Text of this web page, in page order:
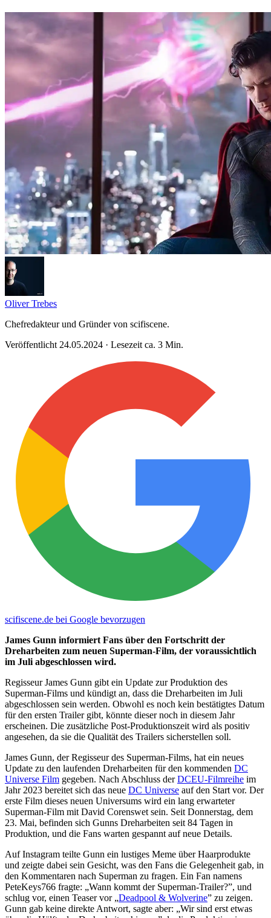
Oliver Trebes
Chefredakteur und Gründer von scifiscene.
Veröffentlicht 24.05.2024 · Lesezeit ca. 3 Min.
scifiscene.de bei Google bevorzugen
James Gunn informiert Fans über den Fortschritt der
Dreharbeiten zum neuen Superman-Film, der voraussichtlich
im Juli abgeschlossen wird.
Regisseur James Gunn gibt ein Update zur Produktion des
Superman-Films und kündigt an, dass die Dreharbeiten im Juli
abgeschlossen sein werden. Obwohl es noch kein bestätigtes Datum
für den ersten Trailer gibt, könnte dieser noch in diesem Jahr
erscheinen. Die zusätzliche Post-Produktionszeit wird als positiv
angesehen, da sie die Qualität des Trailers sicherstellen soll.
James Gunn, der Regisseur des Superman-Films, hat ein neues
Update zu den laufenden Dreharbeiten für den kommenden DC
Universe Film gegeben. Nach Abschluss derDCEU-Filmreihe im
Jahr 2023 bereitet sich das neue DC Universe auf den Start vor. Der
erste Film dieses neuen Universums wird ein lang erwarteter
Superman-Film mit David Corenswet sein. Seit Donnerstag, dem
23. Mai, befinden sich Gunns Dreharbeiten seit 84 Tagen in
Produktion, und die Fans warten gespannt auf neue Details.
Auf Instagram teilte Gunn ein lustiges Meme über Haarprodukte
und zeigte dabei sein Gesicht, was den Fans die Gelegenheit gab, in
den Kommentaren nach Superman zu fragen. Ein Fan namens
PeteKeys766 fragte: „Wann kommt der Superman-Trailer?”, und
schlug vor, einen Teaser vor „Deadpool & Wolverine” zu zeigen.
Gunn gab keine direkte Antwort, sagte aber: „Wir sind erst etwas